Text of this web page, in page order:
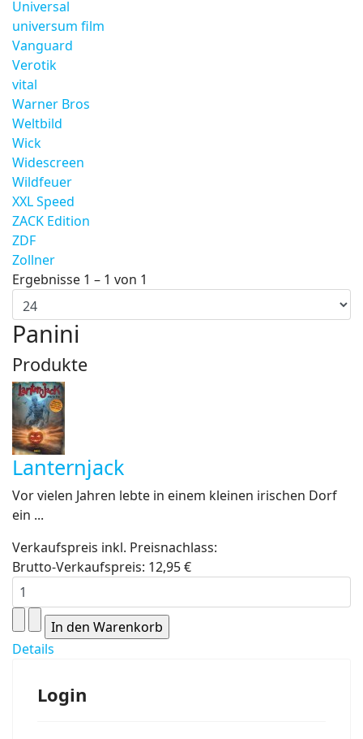
Universal
universum film
Vanguard
Verotik
vital
Warner Bros
Weltbild
Wick
Widescreen
Wildfeuer
XXL Speed
ZACK Edition
ZDF
Zollner
Ergebnisse 1 – 1 von 1
Panini
Produkte
Lanternjack
Vor vielen Jahren lebte in einem kleinen irischen Dorf
ein ...
Verkaufspreis inkl. Preisnachlass:
Brutto-Verkaufspreis: 12,95 €
Details
Login